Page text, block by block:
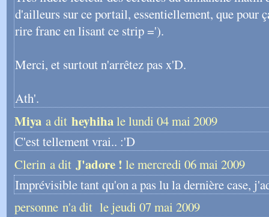
d'ailleurs sur ce portail, essentiellement, que pour
rire franc en lisant ce strip =').
Merci, et surtout n'arrêtez pas x'D.
Ath'.
Miya a dit heyhihale lundi 04 mai 2009
C'est tellement vrai.. :'D
Clerin a dit J'adore ! le mercredi 06 mai 2009
Imprévisible tant qu'on a pas lu la dernière case,
personne n'a dit le jeudi 07 mai 2009